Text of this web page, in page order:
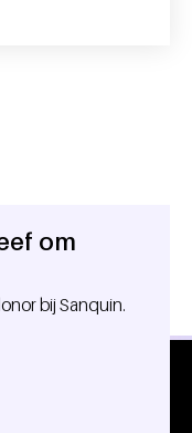
2026:
om
bij Sanquin.